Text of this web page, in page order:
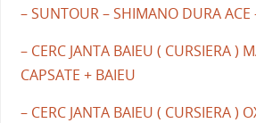
– SUNTOUR – SHIMANO DURA ACE
– CERC JANTA BAIEU ( CURSIERA )
CAPSATE + BAIEU
– CERC JANTA BAIEU ( CURSIERA )